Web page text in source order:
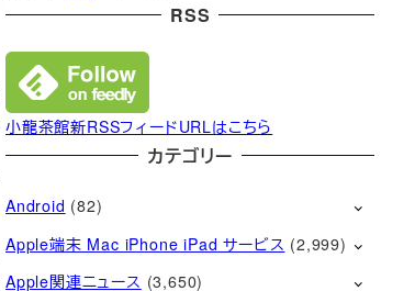
RSS
小龍茶館新RSSフィードURLはこちら
カテゴリー
Android (82)
Apple端末 Mac iPhone iPad サービス (2,999)
Apple関連ニュース (3,650)